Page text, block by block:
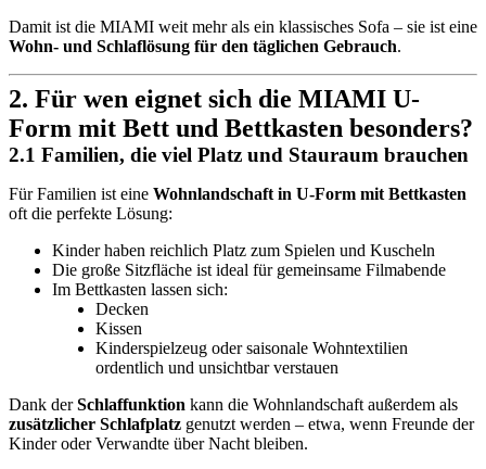
Damit ist die MIAMI weit mehr als ein klassisches Sofa – sie ist eine
Wohn- und Schlaflösung für den täglichen Gebrauch.
2. Für wen eignet sich die MIAMI U-
Form mit Bett und Bettkasten besonders?
2.1 Familien, die viel Platz und Stauraum brauchen
Für Familien ist eine Wohnlandschaft in U-Form mit Bettkasten
oft die perfekte Lösung:
Kinder haben reichlich Platz zum Spielen und Kuscheln
Die große Sitzfläche ist ideal für gemeinsame Filmabende
Im Bettkasten lassen sich:
Decken
Kissen
Kinderspielzeug oder saisonale Wohntextilien
ordentlich und unsichtbar verstauen
Dank derSchlaffunktion kann die Wohnlandschaft außerdem als
zusätzlicher Schlafplatz genutzt werden – etwa, wenn Freunde der
Kinder oder Verwandte über Nacht bleiben.